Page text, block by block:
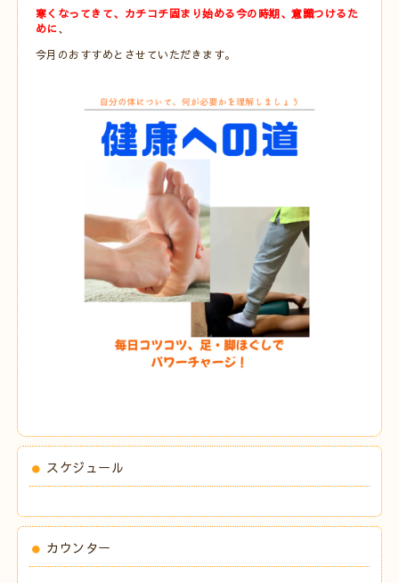
寒くなってきて、カチコチ固まり始める今の時期、意識つけるた
めに、
今月のおすすめとさせていただきます。
スケジュール
カウンター